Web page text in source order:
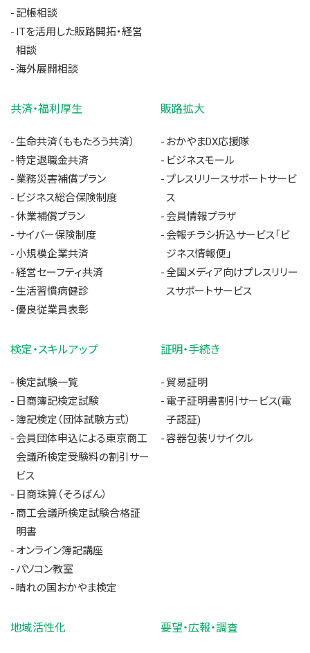
記帳相談
ITを活用した販路開拓・経営
相談
海外展開相談
共済・福利厚生
生命共済（ももたろう共済）
特定退職金共済
業務災害補償プラン
ビジネス総合保険制度
休業補償プラン
サイバー保険制度
小規模企業共済
経営セーフティ共済
生活習慣病健診
優良従業員表彰
販路拡大
おかやまDX応援隊
ビジネスモール
プレスリリースサポートサービ
ス
会員情報プラザ
会報チラシ折込サービス「ビ
ジネス情報便」
全国メディア向けプレスリリー
スサポートサービス
検定・スキルアップ
検定試験一覧
日商簿記検定試験
簿記検定（団体試験方式）
会員団体申込による東京商工
会議所検定受験料の割引サー
ビス
日商珠算（そろばん）
商工会議所検定試験合格証
明書
オンライン簿記講座
パソコン教室
晴れの国おかやま検定
証明・手続き
貿易証明
電子証明書割引サービス(電
子認証)
容器包装リサイクル
地域活性化 要望・広報・調査